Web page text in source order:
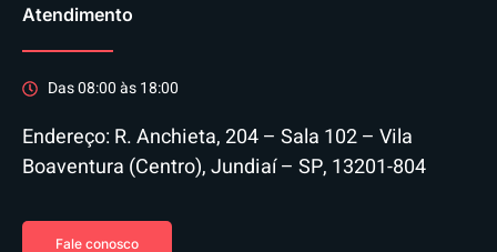
Atendimento
Das 08:00 às 18:00
Endereço: R. Anchieta, 204 – Sala 102 – Vila
Boaventura (Centro), Jundiaí – SP, 13201-804
Fale conosco